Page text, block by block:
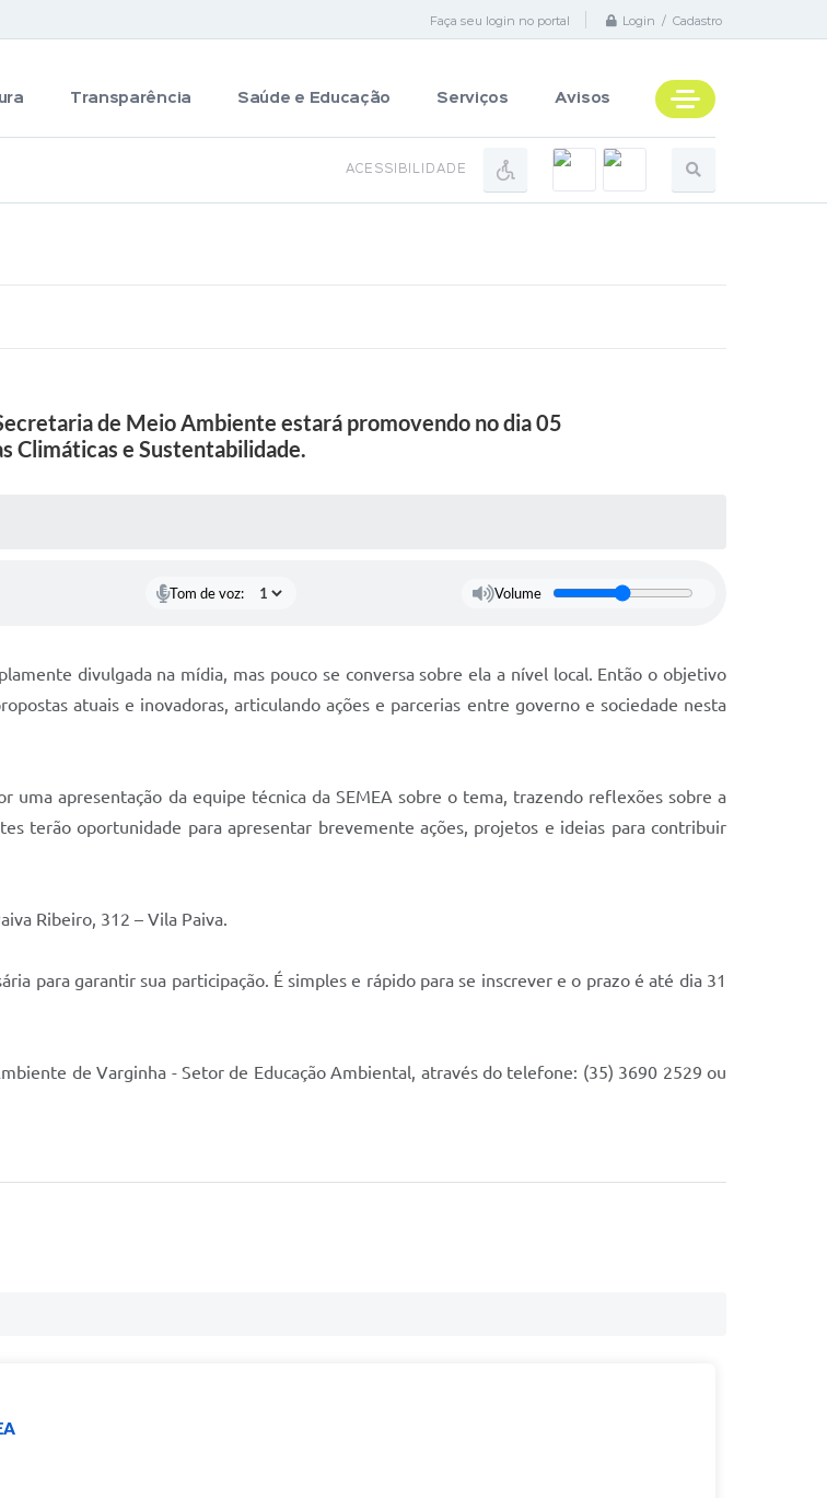
Faça seu login no portal Login / Cadastro
Transparência Saúde e Educação Serviços Avisos
ACESSIBILIDADE
de Meio Ambiente estará promovendo no dia 05
Climáticas e Sustentabilidade.
Tom de voz: Volume
divulgada na mídia, mas pouco se conversa sobre ela a nível local. Então o objetivo
atuais e inovadoras, articulando ações e parcerias entre governo e sociedade nesta
uma apresentação da equipe técnica da SEMEA sobre o tema, trazendo reflexões sobre a
terão oportunidade para apresentar brevemente ações, projetos e ideias para contribuir
Ribeiro, 312 – Vila Paiva.
para garantir sua participação. É simples e rápido para se inscrever e o prazo é até dia 31
de Varginha - Setor de Educação Ambiental, através do telefone: (35) 3690 2529 ou